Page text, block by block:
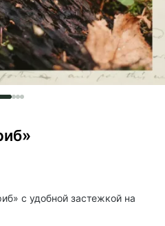
c удобной застежкой на